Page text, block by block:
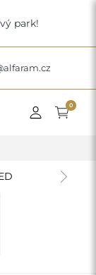
park!
0
Next